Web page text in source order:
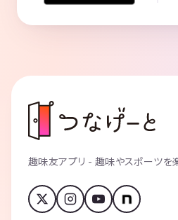
趣味友アプリ - 趣味やスポーツを